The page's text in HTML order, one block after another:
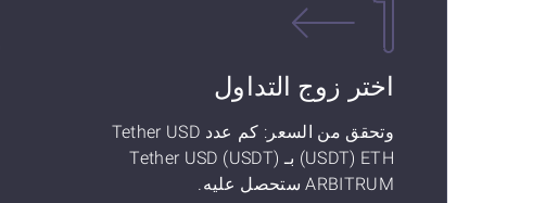
اختر زوج التداول
وتحقق من السعر: كم عدد Tether USD
(USDT) ETH بـ Tether USD (USDT)
ARBITRUM ستحصل عليه.